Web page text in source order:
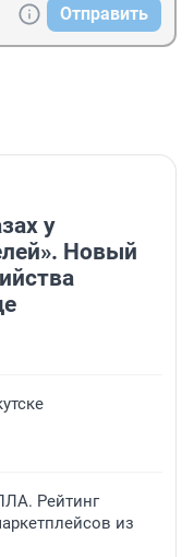
Отправить
у
Новый
Рейтинг
из